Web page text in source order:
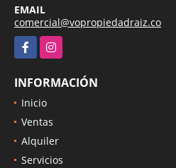
EMAIL
comercial@vopropiedadraiz.co
FacebookInstagram
INFORMACIÓN
Inicio
Ventas
Alquiler
Servicios